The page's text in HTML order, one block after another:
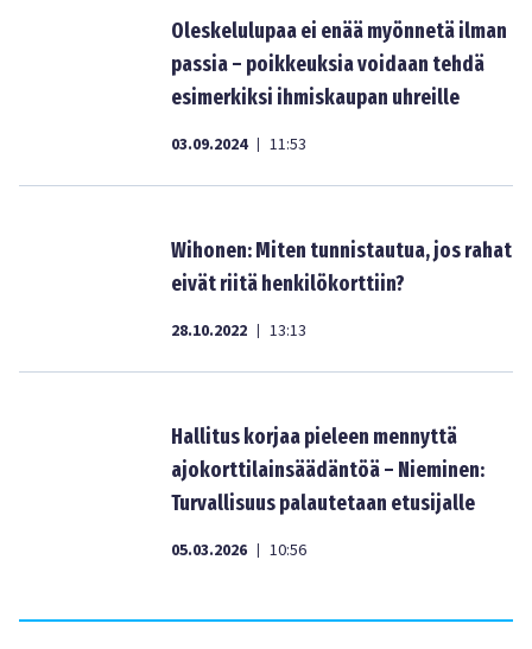
Oleskelulupaa ei enää myönnetä ilman
passia – poikkeuksia voidaan tehdä
esimerkiksi ihmiskaupan uhreille
03.09.2024 | 11:53
Wihonen: Miten tunnistautua, jos rahat
eivät riitä henkilökorttiin?
28.10.2022 | 13:13
Hallitus korjaa pieleen mennyttä
ajokorttilainsäädäntöä – Nieminen:
Turvallisuus palautetaan etusijalle
05.03.2026 | 10:56